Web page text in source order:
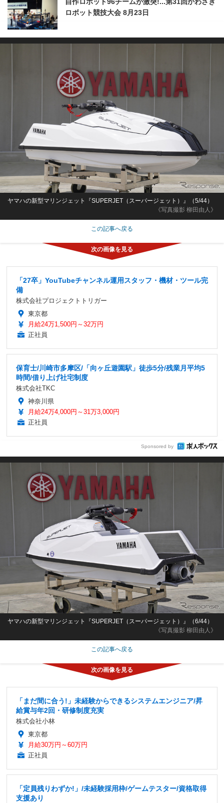
ロボット競技大会 8月23日
《写真撮影 柳田由人》
ヤマハの新型マリンジェット『SUPERJET（スーパージェット）』（5/44）
この記事へ戻る
「27卒」YouTubeチャンネル運用スタッフ・機材・ツール完
備
株式会社プロジェクトトリガー
東京都
月給24万1,500円～32万円
正社員
保育士/川崎市多摩区/「向ヶ丘遊園駅」徒歩5分/残業月平均5
時間/借り上げ社宅制度
株式会社TKC
神奈川県
月給24万4,000円～31万3,000円
正社員
Sponsored by
《写真撮影 柳田由人》
ヤマハの新型マリンジェット『SUPERJET（スーパージェット）』（6/44）
この記事へ戻る
「まだ間に合う!」未経験からできるシステムエンジニア/昇
給賞与年2回・研修制度充実
株式会社小林
東京都
月給30万円～60万円
正社員
「定員残りわずか!」/未経験採用枠/ゲームテスター/資格取得
支援あり